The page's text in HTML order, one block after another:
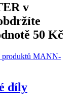
v
50 Kč
produktů MANN-
díly